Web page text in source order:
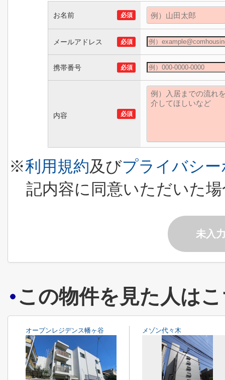
お名前 必須
メールアドレス 必須
携帯番号 必須
内容 必須
※利用規約及びプライバシ
記内容に同意いただいた
未入
この物件を見た人は
オープンレジデンス幡ヶ谷 メゾン代々木